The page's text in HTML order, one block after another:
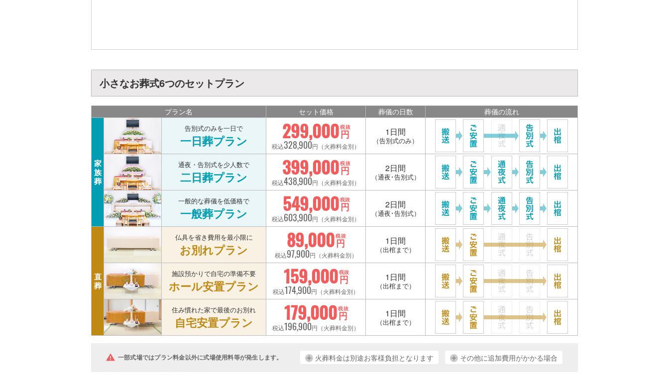
小さなお葬式6つのセットプラン
プラン名 セット価格 葬儀の日数 葬儀の流れ
家
族
葬
告別式のみを一日で
一日葬プラン 299,000円
税抜
税込328,900円（火葬料金別）
1日間
（告別式のみ）
通夜・告別式を少人数で
二日葬プラン 399,000円
税抜
税込438,900円（火葬料金別）
2日間
（通夜･告別式）
一般的な葬儀を低価格で
一般葬プラン 549,000円
税抜
税込603,900円（火葬料金別）
2日間
（通夜･告別式）
直
葬
仏具を省き費用を最小限に
お別れプラン 89,000円
税抜
税込97,900円（火葬料金別）
1日間
（出棺まで）
施設預かりで自宅の準備不要
ホール安置プラン 159,000円
税抜
税込174,900円（火葬料金別）
1日間
（出棺まで）
住み慣れた家で最後のお別れ
自宅安置プラン 179,000円
税抜
税込196,900円（火葬料金別）
1日間
（出棺まで）
一部式場ではプラン料金以外に式場使用料等が発生します。 火葬料金は別途お客様負担となります その他に追加費用がかかる場合